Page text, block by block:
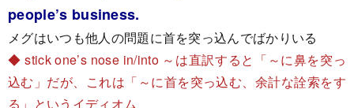
people’s business.
メグはいつも他人の問題に首を突っ込んでばかりいる
◆ stick one’s nose in/into ～は直訳すると「～に鼻を突っ
込む」だが、これは「～に首を突っ込む、余計な詮索をす
る」というイディオム